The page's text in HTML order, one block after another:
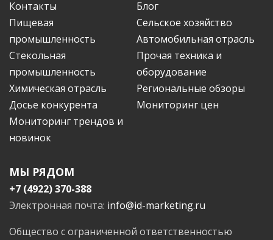
Контакты
Блог
Пищевая
промышленность
Сельское хозяйство
Автомобильная отрасль
Стекольная
промышленность
Прочая техника и
оборудование
Химическая отрасль
Региональные обзоры
Досье конкурента
Мониторинг цен
Мониторинг трендов и
новинок
МЫ РЯДОМ
+7 (4922) 370-388
Электронная почта: info@id-marketing.ru
Общество с ограниченной ответственностью